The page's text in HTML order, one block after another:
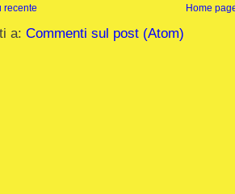
recente Home
a: Commenti sul post (Atom)